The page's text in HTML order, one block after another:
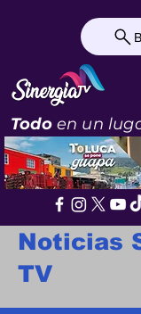
Todoen un
Noticias
TV